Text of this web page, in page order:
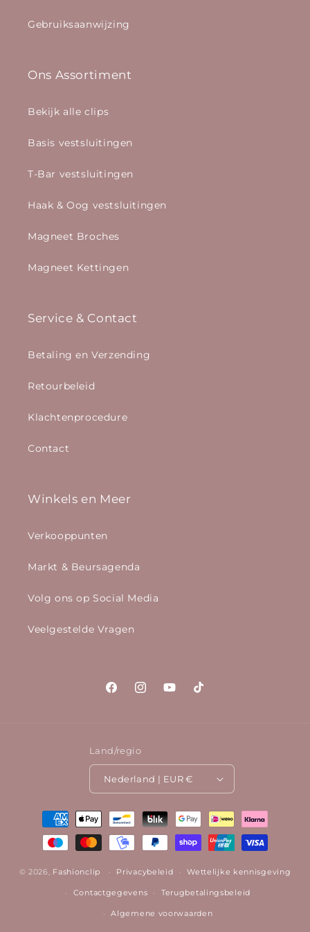
Gebruiksaanwijzing
Ons Assortiment
Bekijk alle clips
Basis vestsluitingen
T-Bar vestsluitingen
Haak & Oog vestsluitingen
Magneet Broches
Magneet Kettingen
Service & Contact
Betaling en Verzending
Retourbeleid
Klachtenprocedure
Contact
Winkels en Meer
Verkooppunten
Markt & Beursagenda
Volg ons op Social Media
Veelgestelde Vragen
FacebookInstagramYouTubeTikTok
Land/regio
Nederland | EUR €
Betaalmethoden
© 2026, Fashionclip Privacybeleid Wettelijke kennisgeving
Contactgegevens Terugbetalingsbeleid
Algemene voorwaarden